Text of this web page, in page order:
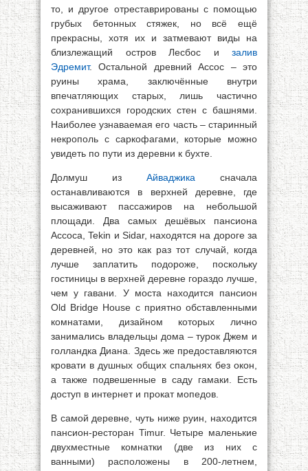
то, и другое отреставрированы с помощью
грубых бетонных стяжек, но всё ещё
прекрасны, хотя их и затмевают виды на
близлежащий остров Лесбос и залив
Эдремит. Остальной древний Ассос – это
руины храма, заключённые внутри
впечатляющих старых, лишь частично
сохранившихся городских стен с башнями.
Наиболее узнаваемая его часть – старинный
некрополь с саркофагами, которые можно
увидеть по пути из деревни к бухте.
Долмуш из Айваджика сначала
останавливаются в верхней деревне, где
высаживают пассажиров на небольшой
площади. Два самых дешёвых пансиона
Ассоса, Tekin и Sidar, находятся на дороге за
деревней, но это как раз тот случай, когда
лучше заплатить подороже, поскольку
гостиницы в верхней деревне гораздо лучше,
чем у гавани. У моста находится пансион
Old Bridge House с приятно обставленными
комнатами, дизайном которых лично
занимались владельцы дома – турок Джем и
голландка Диана. Здесь же предоставляются
кровати в душных общих спальнях без окон,
а также подвешенные в саду гамаки. Есть
доступ в интернет и прокат мопедов.
В самой деревне, чуть ниже руин, находится
пансион-ресторан Timur. Четыре маленькие
двухместные комнатки (две из них с
ванными) расположены в 200-летнем,